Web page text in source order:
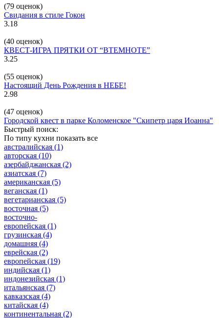
(79 оценок)
Свидания в стиле Гокон
3.18
(40 оценок)
КВЕСТ-ИГРА ПРЯТКИ ОТ “ВТЕМНОТЕ”
3.25
(55 оценок)
Настоящий День Рождения в НЕБЕ!
2.98
(47 оценок)
Городской квест в парке Коломенское "Скипетр царя Иоанна"
Быстрый поиск:
По типу кухни показать все
австралийская (1)
авторская (10)
азербайджанская (2)
азиатская (7)
американская (5)
веганская (1)
вегетарианская (5)
восточная (5)
восточно-
европейская (1)
грузинская (4)
домашняя (4)
еврейская (2)
европейская (19)
индийская (1)
индонезийская (1)
итальянская (7)
кавказская (4)
китайская (4)
континентальная (2)